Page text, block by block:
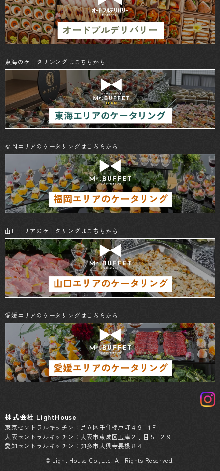
東海のケータリンングはこちらから
福岡エリアのケータリングはこちらから
山口エリアのケータリングはこちらから
愛媛エリアのケータリングはこちらから
株式会社 LightHouse
東京セントラルキッチン：足立区千住橋戸町４９-１F
大阪セントラルキッチン：大阪市東成区玉津２丁目５−２９
愛知セントラルキッチン：知多市大興寺長根８４
© Light House Co.,Ltd. All Rights Reserved.